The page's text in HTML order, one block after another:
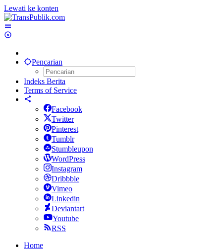
Lewati ke konten
Pencarian
Indeks Berita
Terms of Service
Facebook
Twitter
Pinterest
Tumblr
Stumbleupon
WordPress
Instagram
Dribbble
Vimeo
Linkedin
Deviantart
Youtube
RSS
Home